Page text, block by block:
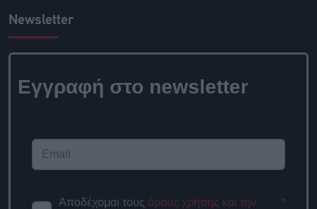
Newsletter
Εγγραφή στο newsletter
Αποδέχομαι τους όρους χρήσης και την
*